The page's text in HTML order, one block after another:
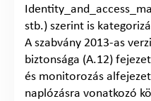
stb.) szerint is
A szabvány 2013-as
biztonsága (A.12)
és monitorozás
naplózásra vonatkozó